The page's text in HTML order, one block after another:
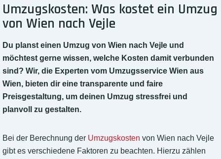
Umzugskosten: Was kostet ein Umzug
von Wien nach Vejle
Du planst einen Umzug von Wien nach Vejle und
möchtest gerne wissen, welche Kosten damit verbunden
sind? Wir, die Experten vom Umzugsservice Wien aus
Wien, bieten dir eine transparente und faire
Preisgestaltung, um deinen Umzug stressfrei und
planvoll zu gestalten.
Bei der Berechnung der Umzugskosten von Wien nach Vejle
gibt es verschiedene Faktoren zu beachten. Hierzu zählen